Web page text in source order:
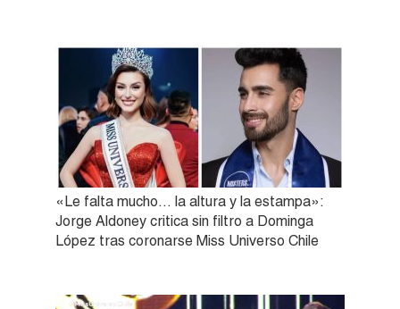
«Le falta mucho… la altura y la estampa»:
Jorge Aldoney critica sin filtro a Dominga
López tras coronarse Miss Universo Chile